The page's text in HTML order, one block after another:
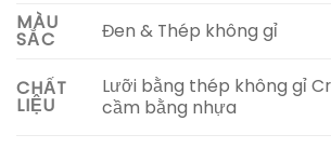
MÀU
SẮC Đen & Thép không gỉ
CHẤT
LIỆU
Lưỡi bằng thép không gỉ
cầm bằng nhựa